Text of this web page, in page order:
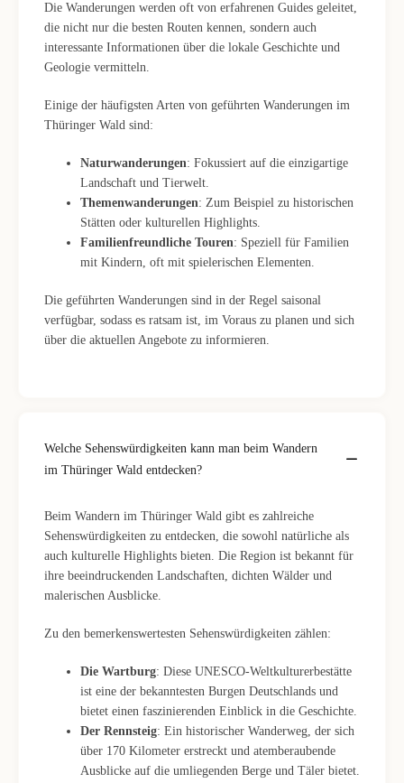
Die Wanderungen werden oft von erfahrenen Guides geleitet,
die nicht nur die besten Routen kennen, sondern auch
interessante Informationen über die lokale Geschichte und
Geologie vermitteln.
Einige der häufigsten Arten von geführten Wanderungen im
Thüringer Wald sind:
Naturwanderungen: Fokussiert auf die einzigartige
Landschaft und Tierwelt.
Themenwanderungen: Zum Beispiel zu historischen
Stätten oder kulturellen Highlights.
Familienfreundliche Touren: Speziell für Familien
mit Kindern, oft mit spielerischen Elementen.
Die geführten Wanderungen sind in der Regel saisonal
verfügbar, sodass es ratsam ist, im Voraus zu planen und sich
über die aktuellen Angebote zu informieren.
Welche Sehenswürdigkeiten kann man beim Wandern
im Thüringer Wald entdecken?
Beim Wandern im Thüringer Wald gibt es zahlreiche
Sehenswürdigkeiten zu entdecken, die sowohl natürliche als
auch kulturelle Highlights bieten. Die Region ist bekannt für
ihre beeindruckenden Landschaften, dichten Wälder und
malerischen Ausblicke.
Zu den bemerkenswertesten Sehenswürdigkeiten zählen:
Die Wartburg: Diese UNESCO-Weltkulturerbestätte
ist eine der bekanntesten Burgen Deutschlands und
bietet einen faszinierenden Einblick in die Geschichte.
Der Rennsteig: Ein historischer Wanderweg, der sich
über 170 Kilometer erstreckt und atemberaubende
Ausblicke auf die umliegenden Berge und Täler bietet.